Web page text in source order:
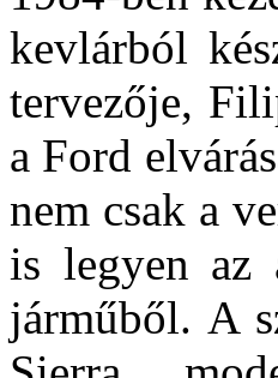
kevlárból
tervezője,
a Ford
nem csak a
is legyen az
járműből. A